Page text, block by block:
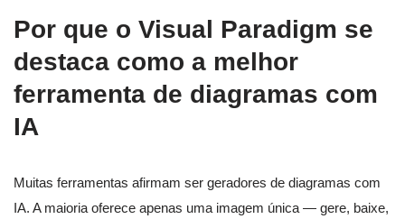
Por que o Visual Paradigm se
destaca como a melhor
ferramenta de diagramas com
IA
Muitas ferramentas afirmam ser geradores de diagramas com
IA. A maioria oferece apenas uma imagem única — gere, baixe,